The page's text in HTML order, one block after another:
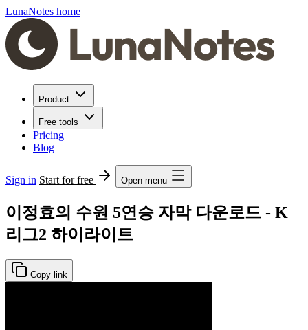
LunaNotes home
Product
Free tools
Pricing
Blog
Sign in Start for free Open menu
이정효의 수원 5연승 자막 다운로드 - K
리그2 하이라이트
Copy link